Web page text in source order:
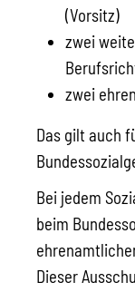
(Vorsitz)
zwei
zwei
Das gilt auch
Bei jedem
beim
Dieser